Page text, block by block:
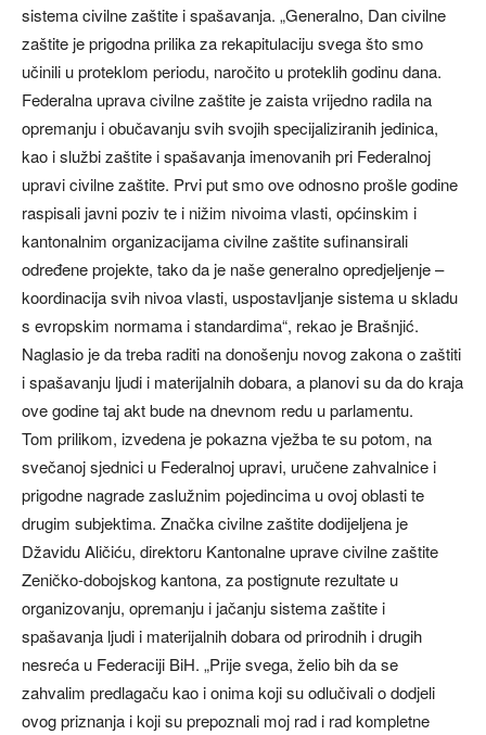
sistema civilne zaštite i spašavanja. „Generalno, Dan civilne
zaštite je prigodna prilika za rekapitulaciju svega što smo
učinili u proteklom periodu, naročito u proteklih godinu dana.
Federalna uprava civilne zaštite je zaista vrijedno radila na
opremanju i obučavanju svih svojih specijaliziranih jedinica,
kao i službi zaštite i spašavanja imenovanih pri Federalnoj
upravi civilne zaštite. Prvi put smo ove odnosno prošle godine
raspisali javni poziv te i nižim nivoima vlasti, općinskim i
kantonalnim organizacijama civilne zaštite sufinansirali
određene projekte, tako da je naše generalno opredjeljenje –
koordinacija svih nivoa vlasti, uspostavljanje sistema u skladu
s evropskim normama i standardima“, rekao je Brašnjić.
Naglasio je da treba raditi na donošenju novog zakona o zaštiti
i spašavanju ljudi i materijalnih dobara, a planovi su da do kraja
ove godine taj akt bude na dnevnom redu u parlamentu.
Tom prilikom, izvedena je pokazna vježba te su potom, na
svečanoj sjednici u Federalnoj upravi, uručene zahvalnice i
prigodne nagrade zaslužnim pojedincima u ovoj oblasti te
drugim subjektima. Značka civilne zaštite dodijeljena je
Džavidu Aličiću, direktoru Kantonalne uprave civilne zaštite
Zeničko-dobojskog kantona, za postignute rezultate u
organizovanju, opremanju i jačanju sistema zaštite i
spašavanja ljudi i materijalnih dobara od prirodnih i drugih
nesreća u Federaciji BiH. „Prije svega, želio bih da se
zahvalim predlagaču kao i onima koji su odlučivali o dodjeli
ovog priznanja i koji su prepoznali moj rad i rad kompletne